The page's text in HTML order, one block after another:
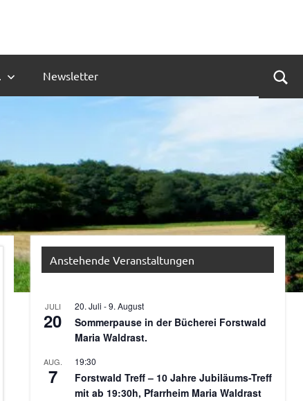
Newsletter
Anstehende Veranstaltungen
JULI
20
20. Juli -9. August
Sommerpause in der Bücherei Forstwald
Maria Waldrast.
AUG.
7
19:30
Forstwald Treff – 10 Jahre Jubiläums-Treff
mit ab 19:30h, Pfarrheim Maria Waldrast